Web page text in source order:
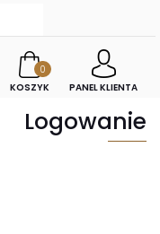
0
KOSZYK
PANEL KLIENTA
Logowanie